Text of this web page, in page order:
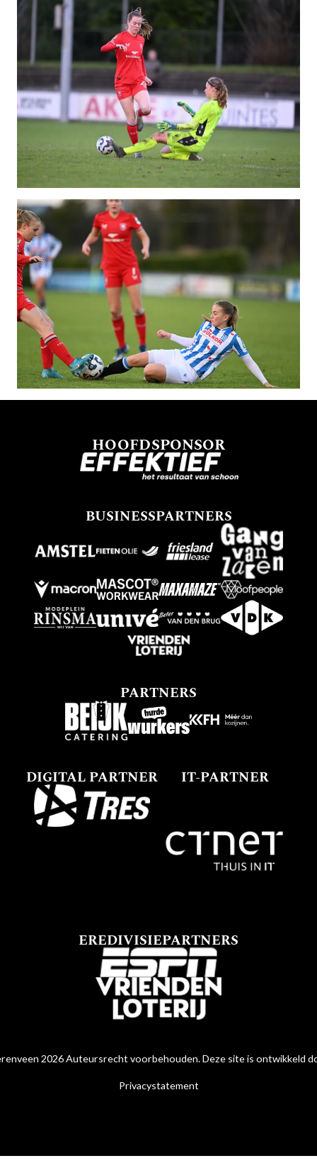
HOOFDSPONSOR
BUSINESSPARTNERS
PARTNERS
DIGITAL PARTNER IT-PARTNER
EREDIVISIEPARTNERS
2026 Auteursrecht voorbehouden. Deze site is ontwikkeld
Privacystatement